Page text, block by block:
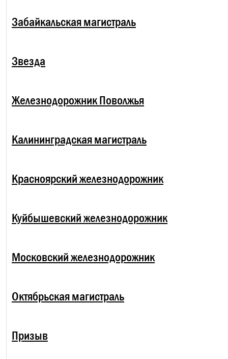
Забайкальская магистраль
Звезда
Железнодорожник Поволжья
Калининградская магистраль
Красноярский железнодорожник
Куйбышевский железнодорожник
Московский железнодорожник
Октябрьская магистраль
Призыв